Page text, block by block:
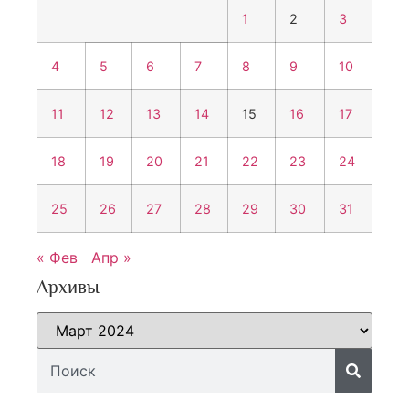
1 2 3
4 5 6 7 8 9 10
11 12 13 14 15 16 17
18 19 20 21 22 23 24
25 26 27 28 29 30 31
« Фев Апр »
Архивы